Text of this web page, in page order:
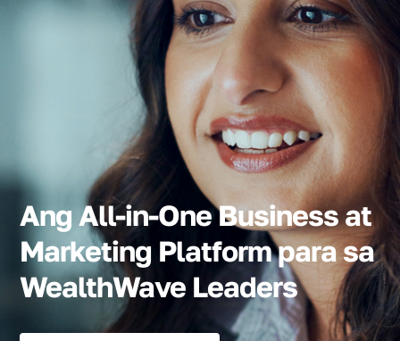
Ang All-in-One Business at
Marketing Platform para sa
WealthWave Leaders